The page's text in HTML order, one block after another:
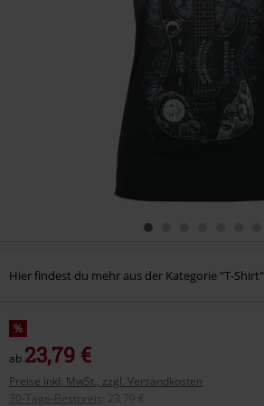
Hier findest du mehr aus der Kategorie "T-Shirt"
%
ab 23,79 €
Preise inkl. MwSt., zzgl. Versandkosten
30-Tage-Bestpreis
23,79 €